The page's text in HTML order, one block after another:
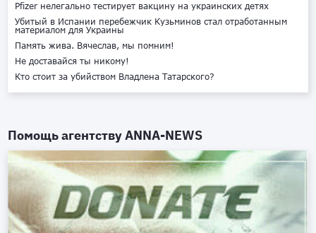
Pfizer нелегально тестирует вакцину на украинских детях
Убитый в Испании перебежчик Кузьминов стал отработанным
материалом для Украины
Память жива. Вячеслав, мы помним!
Не доставайся ты никому!
Кто стоит за убийством Владлена Татарского?
Помощь агентствуANNA-NEWS